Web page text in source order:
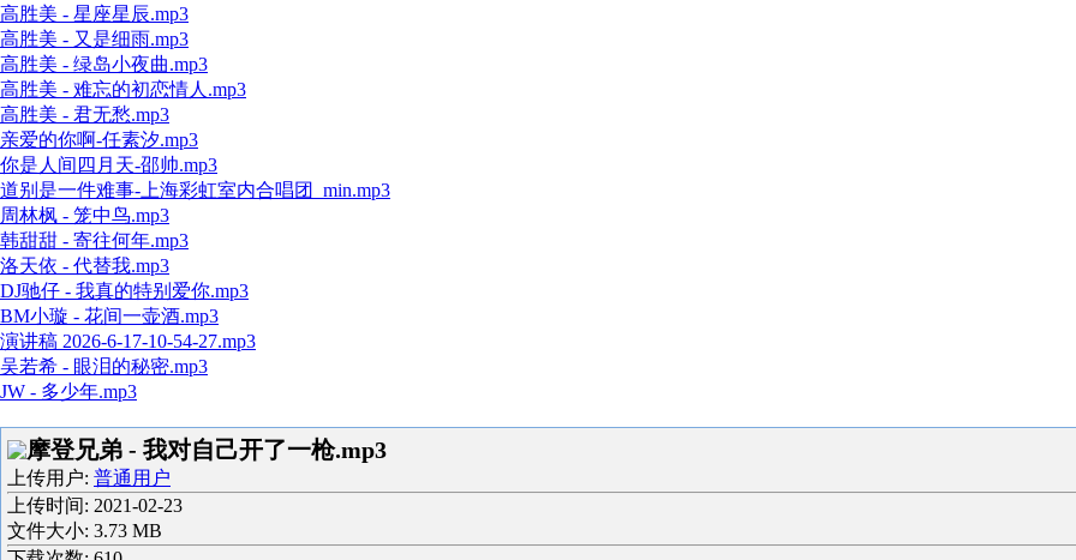
高胜美 - 星座星辰.mp3
高胜美 - 又是细雨.mp3
高胜美 - 绿岛小夜曲.mp3
高胜美 - 难忘的初恋情人.mp3
高胜美 - 君无愁.mp3
亲爱的你啊-任素汐.mp3
你是人间四月天-邵帅.mp3
道别是一件难事-上海彩虹室内合唱团_min.mp3
周林枫 - 笼中鸟.mp3
韩甜甜 - 寄往何年.mp3
洛天依 - 代替我.mp3
DJ驰仔 - 我真的特别爱你.mp3
BM小璇 - 花间一壶酒.mp3
演讲稿 2026-6-17-10-54-27.mp3
吴若希 - 眼泪的秘密.mp3
JW - 多少年.mp3
摩登兄弟 - 我对自己开了一枪.mp3
上传用户: 普通用户
上传时间: 2021-02-23
文件大小: 3.73 MB